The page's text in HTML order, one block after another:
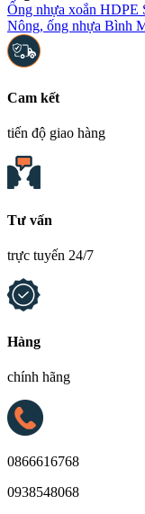
Ống nhựa xoắn HDPE
Nông, ống nhựa Bình
Cam kết
tiến độ giao hàng
Tư vấn
trực tuyến 24/7
Hàng
chính hãng
0866616768
0938548068